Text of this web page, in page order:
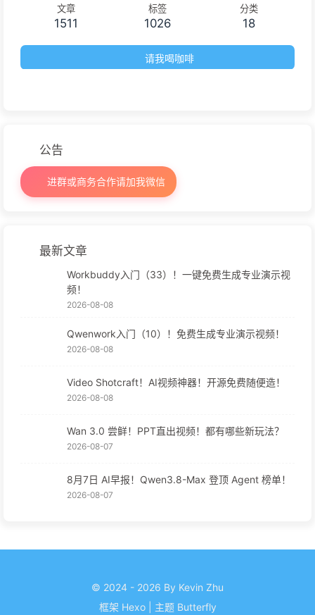
文章
1511
标签
1026
分类
18
请我喝咖啡
公告
进群或商务合作请加我微信
最新文章
Workbuddy入门（33）！一键免费生成专业演示视
频！
2026-08-08
Qwenwork入门（10）！免费生成专业演示视频！
2026-08-08
Video Shotcraft！AI视频神器！开源免费随便造！
2026-08-08
Wan 3.0 尝鲜！PPT直出视频！都有哪些新玩法？
2026-08-07
8月7日 AI早报！Qwen3.8-Max 登顶 Agent 榜单！
2026-08-07
© 2024 - 2026 By Kevin Zhu
框架 Hexo 主题 Butterfly